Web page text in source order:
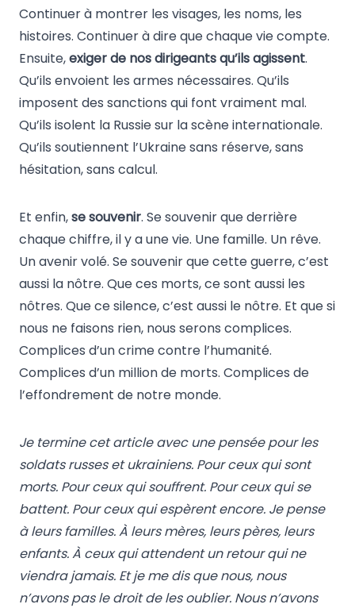
Continuer à montrer les visages, les noms, les
histoires. Continuer à dire que chaque vie compte.
Ensuite,exiger de nos dirigeants qu’ils agissent.
Qu’ils envoient les armes nécessaires. Qu’ils
imposent des sanctions qui font vraiment mal.
Qu’ils isolent la Russie sur la scène internationale.
Qu’ils soutiennent l’Ukraine sans réserve, sans
hésitation, sans calcul.
Et enfin,se souvenir. Se souvenir que derrière
chaque chiffre, il y a une vie. Une famille. Un rêve.
Un avenir volé. Se souvenir que cette guerre, c’est
aussi la nôtre. Que ces morts, ce sont aussi les
nôtres. Que ce silence, c’est aussi le nôtre. Et que si
nous ne faisons rien, nous serons complices.
Complices d’un crime contre l’humanité.
Complices d’un million de morts. Complices de
l’effondrement de notre monde.
Je termine cet article avec une pensée pour les
soldats russes et ukrainiens. Pour ceux qui sont
morts. Pour ceux qui souffrent. Pour ceux qui se
battent. Pour ceux qui espèrent encore. Je pense
à leurs familles. À leurs mères, leurs pères, leurs
enfants. À ceux qui attendent un retour qui ne
viendra jamais. Et je me dis que nous, nous
n’avons pas le droit de les oublier. Nous n’avons